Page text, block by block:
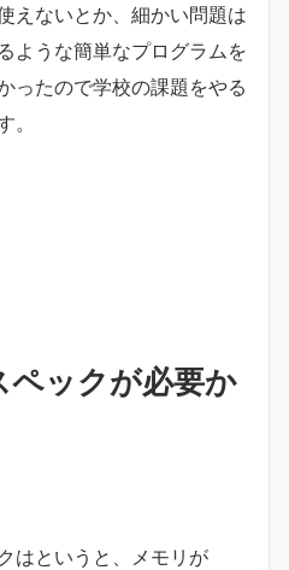
えないとか、細かい問題は
ような簡単なプログラムを
ったので学校の課題をやる
。
ペックが必要か
はというと、メモリが